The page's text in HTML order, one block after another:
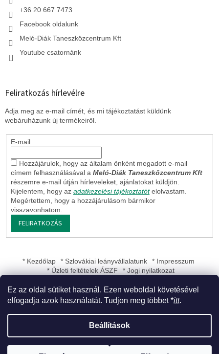
Ez az oldal sütiket használ. Ezen weboldal követésével
elfogadja azok használatát. Tudjon meg többet *itt.
Beállítások
+36 20 667 7473
Facebook oldalunk
Meló-Diák Taneszközcentrum Kft
Youtube csatornánk
Feliratkozás hírlevélre
Adja meg az e-mail címét, és mi tájékoztatást küldünk
webáruházunk új termékeiről.
E-mail
Hozzájárulok, hogy az általam önként megadott e-mail
címem felhasználásával a Meló-Diák Taneszközcentrum Kft
részemre e-mail útján hírleveleket, ajánlatokat küldjön.
Kijelentem, hogy az adatkezelési tájékoztatót elolvastam.
Megértettem, hogy a hozzájárulásom bármikor
visszavonhatom.
FELIRATKOZÁS
* Kezdőlap * Szlovákiai leányvállalatunk
* Impresszum
* Üzleti feltételek ÁSZF
* Jogi nyilatkozat
Meló-Diák Taneszközcentrum Kft